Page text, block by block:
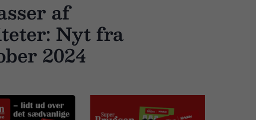
af
Nyt fra
2024